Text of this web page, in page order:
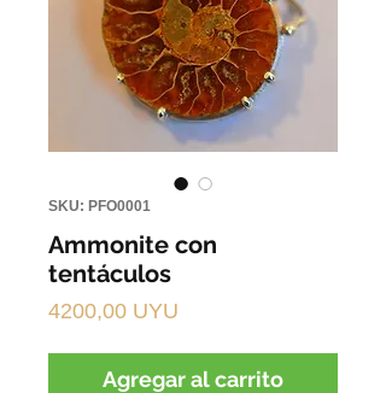
SKU: PFO0001
Ammonite con
tentáculos
4200,00 UYU
Agregar al carrito